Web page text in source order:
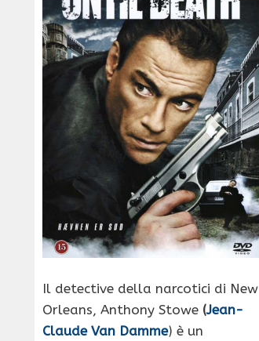
Il detective della narcotici di New
Orleans, Anthony Stowe (Jean-
Claude Van Damme) è un